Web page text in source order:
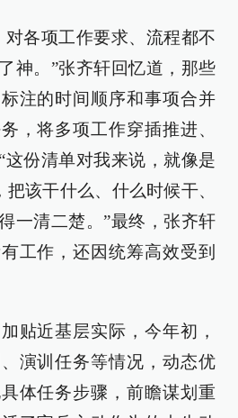
对各项工作要求、流程都不
神。”张齐轩回忆道，那些
注的时间顺序和事项合并
，将多项工作穿插推进、
这份清单对我来说，就像是
把该干什么、什么时候干、
一清二楚。”最终，张齐轩
工作，还因统筹高效受到
贴近基层实际，今年初，
演训任务等情况，动态优
体任务步骤，前瞻谋划重